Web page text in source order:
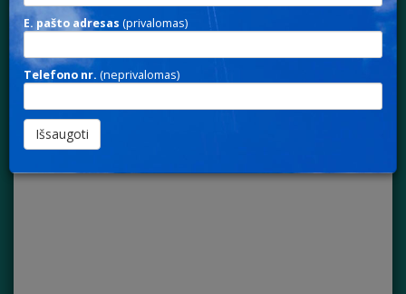
POWER 532
E. pašto adresas (privalomas)
Telefono nr. (neprivalomas)